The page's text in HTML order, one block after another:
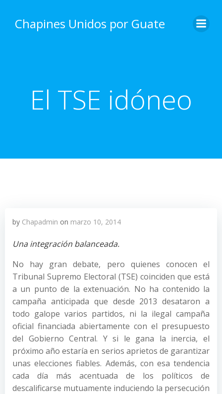
content
Chapines Unidos por Guate
El TSE idóneo
by Chapadmin on marzo 10, 2014
Una integración balanceada.
No hay gran debate, pero quienes conocen el
Tribunal Supremo Electoral (TSE) coinciden que está
a un punto de la extenuación. No ha contenido la
campaña anticipada que desde 2013 desataron a
todo galope varios partidos, ni la ilegal campaña
oficial financiada abiertamente con el presupuesto
del Gobierno Central. Y si le gana la inercia, el
próximo año estaría en serios aprietos de garantizar
unas elecciones fiables. Además, con esa tendencia
cada día más acentuada de los políticos de
descalificarse mutuamente induciendo la persecución